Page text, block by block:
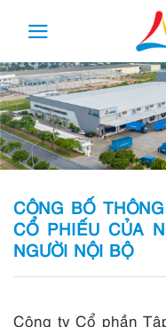
content
CÔNG BỐ
CỔ PHIẾU CỦA
NGƯỜI NỘI BỘ
Công ty Cổ phần